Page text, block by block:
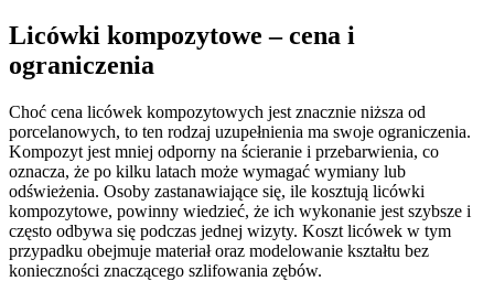
Licówki kompozytowe – cena i
ograniczenia
Choć cena licówek kompozytowych jest znacznie niższa od
porcelanowych, to ten rodzaj uzupełnienia ma swoje ograniczenia.
Kompozyt jest mniej odporny na ścieranie i przebarwienia, co
oznacza, że po kilku latach może wymagać wymiany lub
odświeżenia. Osoby zastanawiające się, ile kosztują licówki
kompozytowe, powinny wiedzieć, że ich wykonanie jest szybsze i
często odbywa się podczas jednej wizyty. Koszt licówek w tym
przypadku obejmuje materiał oraz modelowanie kształtu bez
konieczności znaczącego szlifowania zębów.